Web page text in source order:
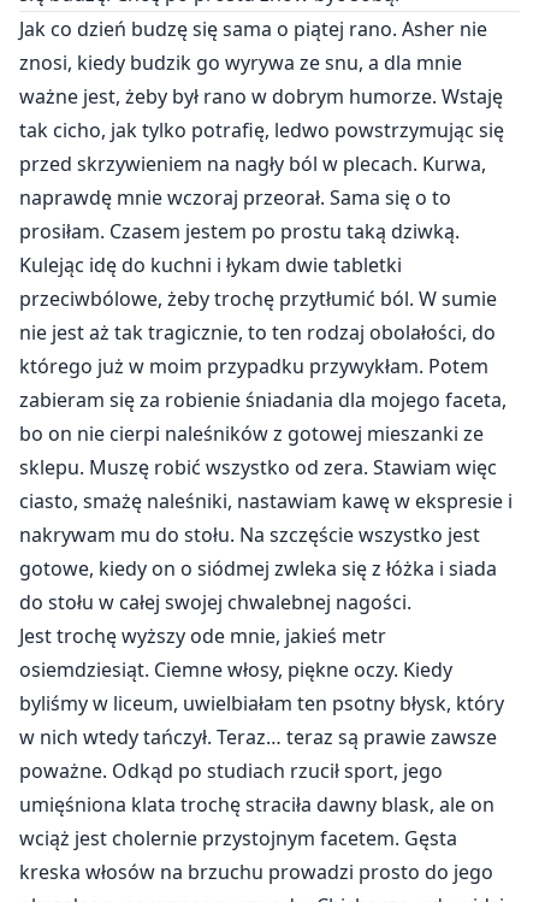
Jak co dzień budzę się sama o piątej rano. Asher nie
znosi, kiedy budzik go wyrywa ze snu, a dla mnie
ważne jest, żeby był rano w dobrym humorze. Wstaję
tak cicho, jak tylko potrafię, ledwo powstrzymując się
przed skrzywieniem na nagły ból w plecach. Kurwa,
naprawdę mnie wczoraj przeorał. Sama się o to
prosiłam. Czasem jestem po prostu taką dziwką.
Kulejąc idę do kuchni i łykam dwie tabletki
przeciwbólowe, żeby trochę przytłumić ból. W sumie
nie jest aż tak tragicznie, to ten rodzaj obolałości, do
którego już w moim przypadku przywykłam. Potem
zabieram się za robienie śniadania dla mojego faceta,
bo on nie cierpi naleśników z gotowej mieszanki ze
sklepu. Muszę robić wszystko od zera. Stawiam więc
ciasto, smażę naleśniki, nastawiam kawę w ekspresie i
nakrywam mu do stołu. Na szczęście wszystko jest
gotowe, kiedy on o siódmej zwleka się z łóżka i siada
do stołu w całej swojej chwalebnej nagości.
Jest trochę wyższy ode mnie, jakieś metr
osiemdziesiąt. Ciemne włosy, piękne oczy. Kiedy
byliśmy w liceum, uwielbiałam ten psotny błysk, który
w nich wtedy tańczył. Teraz… teraz są prawie zawsze
poważne. Odkąd po studiach rzucił sport, jego
umięśniona klata trochę straciła dawny blask, ale on
wciąż jest cholernie przystojnym facetem. Gęsta
kreska włosów na brzuchu prowadzi prosto do jego